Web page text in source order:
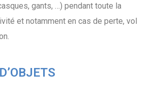
gants, …) pendant toute la
et notamment en cas de perte, vol